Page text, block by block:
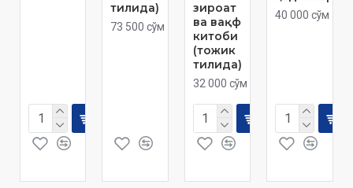
тилида)
73 500 сўм
зироат
ва вақф
китоби
(тожик
тилида)
32 000 сўм
40 000 сўм